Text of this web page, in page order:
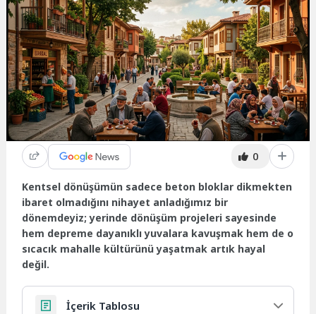
0
Kentsel dönüşümün sadece beton bloklar dikmekten
ibaret olmadığını nihayet anladığımız bir
dönemdeyiz; yerinde dönüşüm projeleri sayesinde
hem depreme dayanıklı yuvalara kavuşmak hem de o
sıcacık mahalle kültürünü yaşatmak artık hayal
değil.
İçerik Tablosu